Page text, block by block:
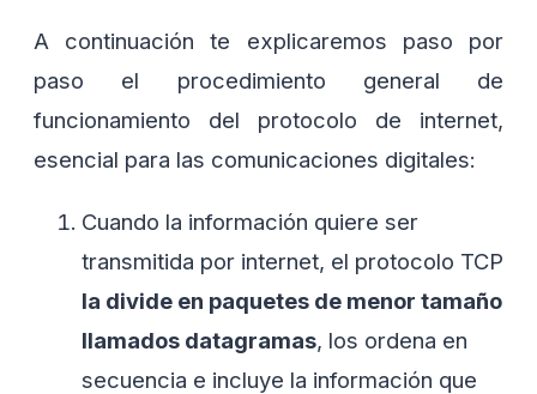
A continuación te explicaremos paso por
paso el procedimiento general de
funcionamiento del protocolo de internet,
esencial para las comunicaciones digitales:
Cuando la información quiere ser
transmitida por internet, el protocolo TCP
la divide en paquetes de menor tamaño
llamados datagramas, los ordena en
secuencia e incluye la información que